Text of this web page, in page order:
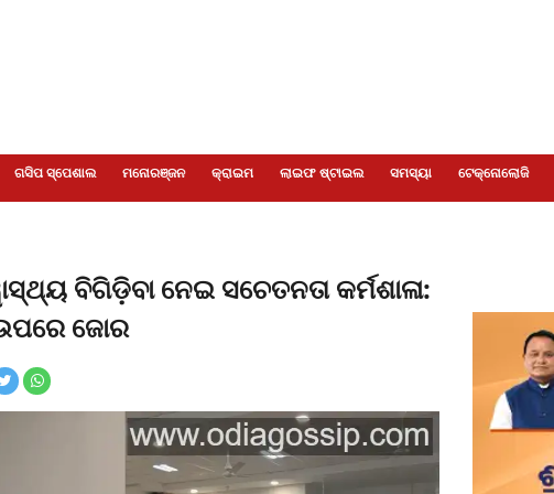
ଗସିପ ସ୍ପେଶାଲ ମନୋରଞ୍ଜନ କ୍ରାଇମ ଲାଇଫ ଷ୍ଟାଇଲ ସମସ୍ୟା ଟେକ୍ନୋଲୋଜି
ବିଗିଡ଼ିବା ନେଇ ସଚେତନତା କର୍ମଶାଳା:
ଜୋର